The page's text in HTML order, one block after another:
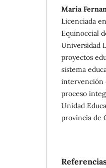
María
Licenciada
Equinoccial
Universidad
proyectos
sistema
intervención
proceso
Unidad
provincia de